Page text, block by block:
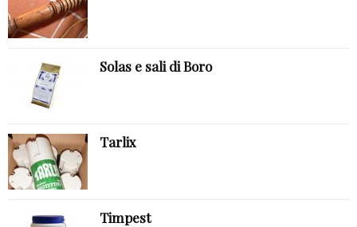
Solas e sali di Boro
Tarlix
Timpest